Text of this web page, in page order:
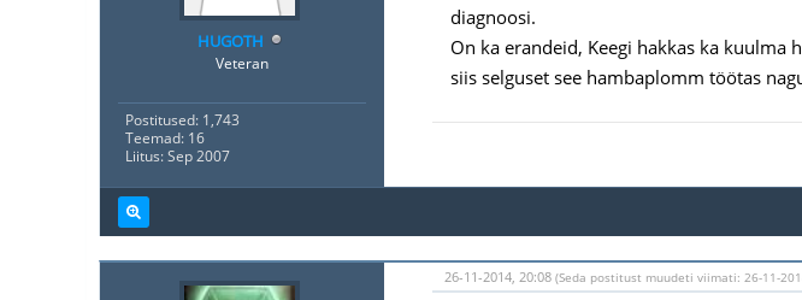
HUGOTH
Veteran
Postitused: 1,743
Teemad: 16
Liitus: Sep 2007
diagnoosi.
On ka erandeid, Keegi hakkas ka
siis selguset see hambaplomm töötas
26-11-2014, 20:08 (Seda postitust muudeti viimati: 26-11-